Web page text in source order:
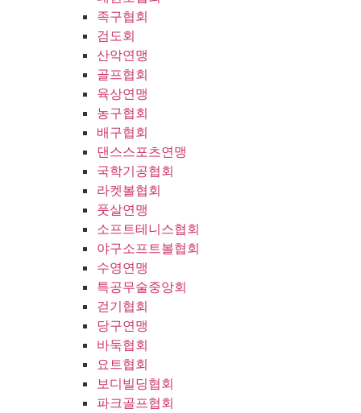
족구협회
검도회
산악연맹
골프협회
육상연맹
농구협회
배구협회
댄스스포츠연맹
국학기공협회
라켓볼협회
풋살연맹
소프트테니스협회
야구소프트볼협회
수영연맹
특공무술중앙회
걷기협회
당구연맹
바둑협회
요트협회
보디빌딩협회
파크골프협회